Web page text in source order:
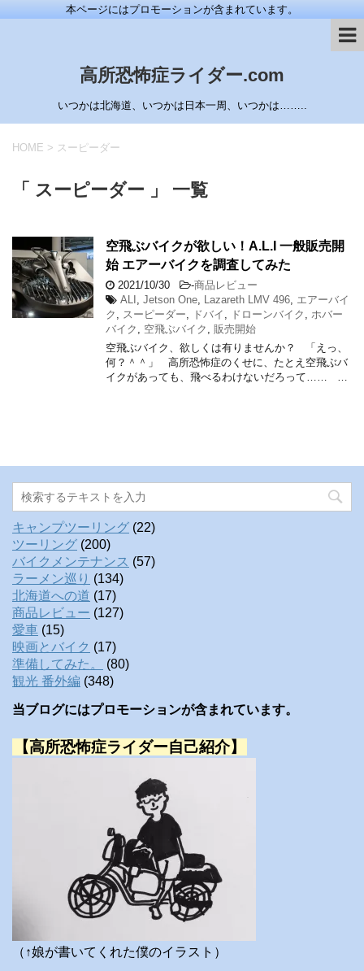
本ページにはプロモーションが含まれています。
高所恐怖症ライダー.com
いつかは北海道、いつかは日本一周、いつかは……..
HOME > スーピーダー
「 スーピーダー 」 一覧
空飛ぶバイクが欲しい！A.L.I 一般販売開
始 エアーバイクを調査してみた
2021/10/30 -商品レビュー
ALI Jetson One Lazareth LMV 496
エアーバイ
ク
スーピーダー ドバイ ドローンバイク
ホバー
バイク
空飛ぶバイク
販売開始
空飛ぶバイク、欲しくは有りませんか？ 「えっ、
何？＾＾」 高所恐怖症のくせに、たとえ空飛ぶバ
イクがあっても、飛べるわけないだろって…… …
キャンプツーリング (22)
ツーリング (200)
バイクメンテナンス (57)
ラーメン巡り (134)
北海道への道 (17)
商品レビュー (127)
愛車 (15)
映画とバイク (17)
準備してみた。
(80)
観光 番外編 (348)
当ブログにはプロモーションが含まれています。
【高所恐怖症ライダー自己紹介】
（↑娘が書いてくれた僕のイラスト）